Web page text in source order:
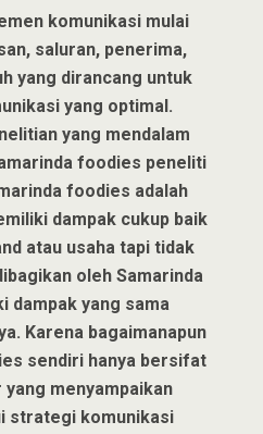
komunikasi mulai
saluran, penerima,
yang dirancang untuk
yang optimal.
yang mendalam
foodies peneliti
foodies adalah
dampak cukup baik
atau usaha tapi tidak
oleh Samarinda
dampak yang sama
Karena bagaimanapun
sendiri hanya bersifat
menyampaikan
strategi komunikasi